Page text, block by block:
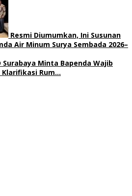
Resmi Diumumkan, Ini Susunan
Air Minum Surya Sembada 2026–
Surabaya Minta Bapenda Wajib
Klarifikasi Rum…